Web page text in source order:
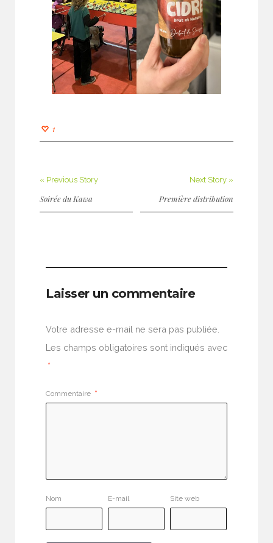
1
« Previous Story
Soirée du Kawa
Next Story »
Première distribution
Laisser un commentaire
Votre adresse e-mail ne sera pas publiée.
Les champs obligatoires sont indiqués avec
*
Commentaire *
Nom E-mail Site web